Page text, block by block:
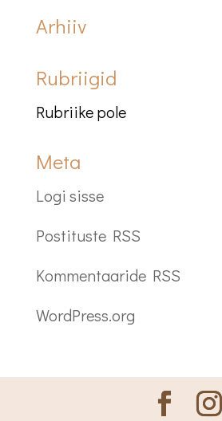
Arhiiv
Rubriigid
Rubriike pole
Meta
Logi sisse
Postituste RSS
Kommentaaride RSS
WordPress.org